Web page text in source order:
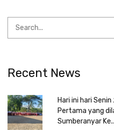
Recent News
Hari ini hari
Pertama yang
Sumberanyar